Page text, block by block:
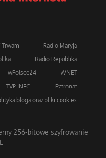
Trwam
Radio Maryja
Radio Republika
wPolsce24
WNET
TVP INFO
Patronat
bloga oraz pliki cookies
256-bitowe szyfrowanie